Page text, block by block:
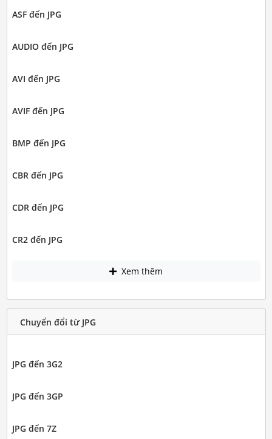
ASF đến JPG
AUDIO đến JPG
AVI đến JPG
AVIF đến JPG
BMP đến JPG
CBR đến JPG
CDR đến JPG
CR2 đến JPG
Xem thêm
Chuyển đổi từ JPG
JPG đến 3G2
JPG đến 3GP
JPG đến 7Z